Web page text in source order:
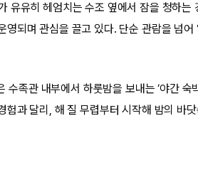
유히 헤엄치는 수조 옆에서 잠을 청하는
되며 관심을 끌고 있다. 단순 관람을 넘어
족관 내부에서 하룻밤을 보내는 ‘야간 숙
과 달리, 해 질 무렵부터 시작해 밤의 바